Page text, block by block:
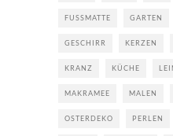
FUSSMATTE GARTEN
GESCHIRR KERZEN
KRANZ KÜCHE
MAKRAMEE MALEN
OSTERDEKO PERLEN